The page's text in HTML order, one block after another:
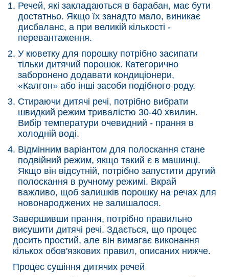
Речей, які закладаються в барабан, має бути
достатньо. Якщо їх занадто мало, виникає
дисбаланс, а при великій кількості -
перевантаження.
У кюветку для порошку потрібно засипати
тільки дитячий порошок. Категорично
заборонено додавати кондиціонери,
«Калгон» або інші засоби подібного роду.
Стираючи дитячі речі, потрібно вибрати
швидкий режим тривалістю 30-40 хвилин.
Вибір температури очевидний - прання в
холодній воді.
Відмінним варіантом для полоскання стане
подвійний режим, якщо такий є в машинці.
Якщо він відсутній, потрібно запустити другий
полоскання в ручному режимі. Вкрай
важливо, щоб залишків порошку на речах для
новонароджених не залишалося.
Завершивши прання, потрібно правильно
висушити дитячі речі. Здається, що процес
досить простий, але він вимагає виконання
кількох обов'язкових правил, описаних нижче.
Процес сушіння дитячих речей